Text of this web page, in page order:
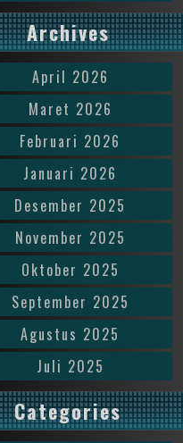
Archives
April 2026
Maret 2026
Februari 2026
Januari 2026
Desember 2025
November 2025
Oktober 2025
September 2025
Agustus 2025
Juli 2025
Categories